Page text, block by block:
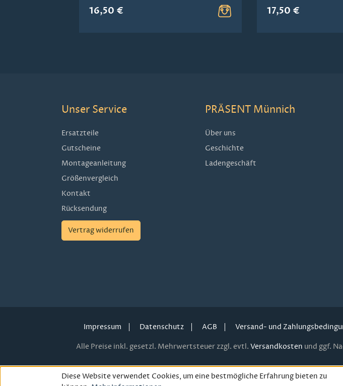
16,50 € 17,50 €
Unser Service
Ersatzteile
Gutscheine
Montageanleitung
Größenvergleich
Kontakt
Rücksendung
Vertrag widerrufen
PRÄSENT Münnich
Über uns
Geschichte
Ladengeschäft
Impressum Datenschutz AGB Versand- und
Alle Preise inkl. gesetzl. Mehrwertsteuer zzgl. evtl. Versandkosten und ggf.
Diese Website verwendet Cookies, um eine bestmögliche Erfahrung bieten zu